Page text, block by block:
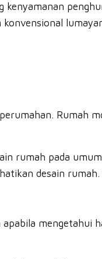
konvensional
Rumah
rumah pada
desain
mengetahui